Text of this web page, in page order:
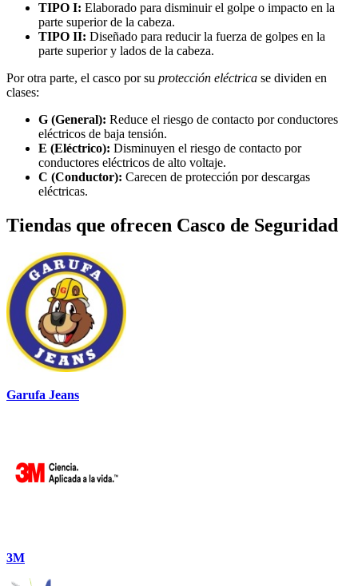
TIPO I: Elaborado para disminuir el golpe o impacto en la
parte superior de la cabeza.
TIPO II: Diseñado para reducir la fuerza de golpes en la
parte superior y lados de la cabeza.
Por otra parte, el casco por su protección eléctrica se dividen en
clases:
G (General): Reduce el riesgo de contacto por conductores
eléctricos de baja tensión.
E (Eléctrico): Disminuyen el riesgo de contacto por
conductores eléctricos de alto voltaje.
C (Conductor): Carecen de protección por descargas
eléctricas.
Tiendas que ofrecen Casco de Seguridad
Garufa Jeans
3M